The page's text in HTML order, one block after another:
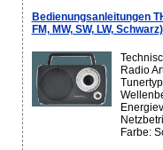
Bedienungsanleitungen
FM, MW, SW, LW, Schwarz)
Radio
Farbe: